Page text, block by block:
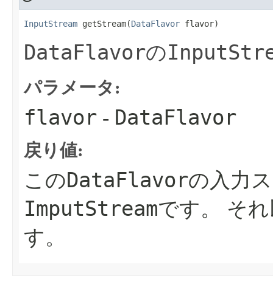
InputStream getStream​(DataFlavor flavor)
DataFlavorの
パラメータ:
flavor - DataFlavor
戻り値:
このDataFlavorの入力
ImputStreamです。
そ
す。